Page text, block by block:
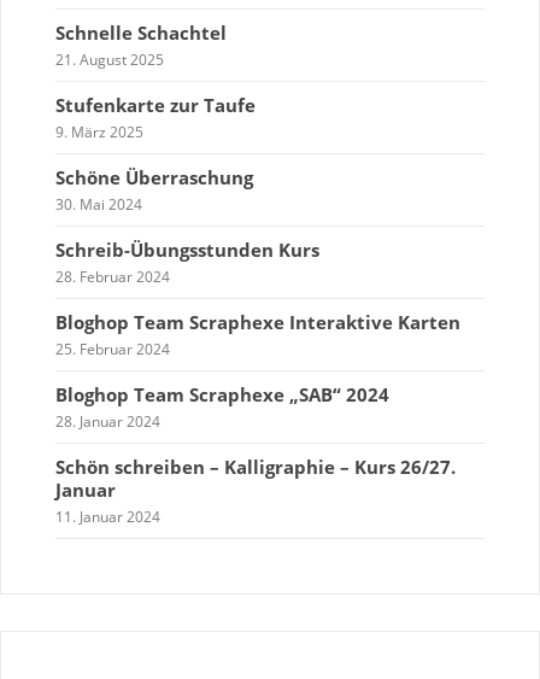
Schnelle Schachtel
21. August 2025
Stufenkarte zur Taufe
9. März 2025
Schöne Überraschung
30. Mai 2024
Schreib-Übungsstunden Kurs
28. Februar 2024
Bloghop Team Scraphexe Interaktive Karten
25. Februar 2024
Bloghop Team Scraphexe „SAB“ 2024
28. Januar 2024
Schön schreiben – Kalligraphie – Kurs 26/27.
Januar
11. Januar 2024